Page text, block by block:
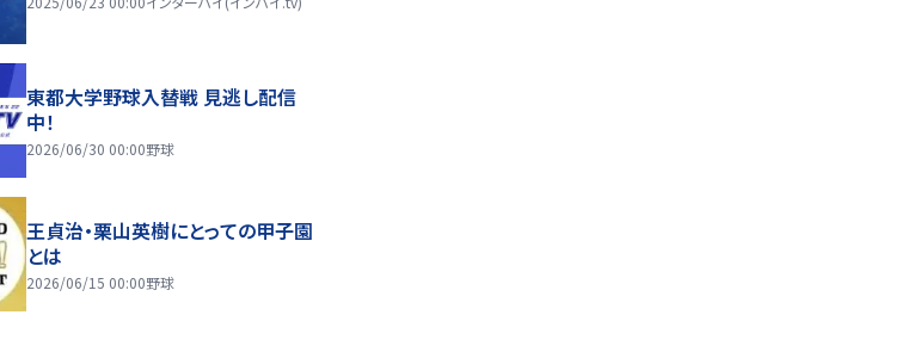
東都大学野球入替戦 見逃し配信
中！
2026/06/30 00:00野球
王貞治・栗山英樹にとっての甲子園
とは
2026/06/15 00:00野球